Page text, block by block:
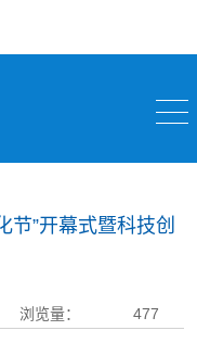
节”开幕式暨科技创
浏览量： 477